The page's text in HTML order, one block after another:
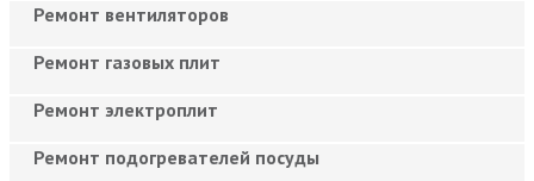
Ремонт вентиляторов
Ремонт газовых плит
Ремонт электроплит
Ремонт подогревателей посуды